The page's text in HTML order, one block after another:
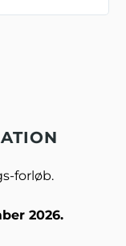
forløb.
2026.